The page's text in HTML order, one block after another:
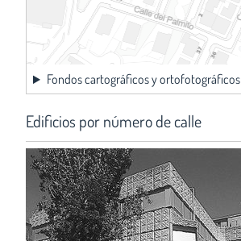
Fondos cartográficos y ortofotográficos
Edificios por número de calle